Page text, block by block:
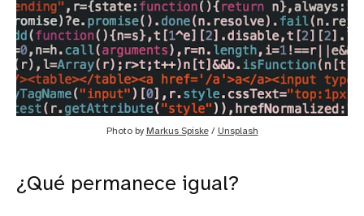
Photo by Markus Spiske / Unsplash
¿Qué permanece igual?